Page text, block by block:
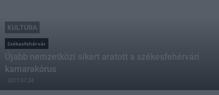
KULTÚRA
Székesfehérvár
Újabb nemzetközi sikert aratott a székesfehérvári
kamarakórus
2017.07.24